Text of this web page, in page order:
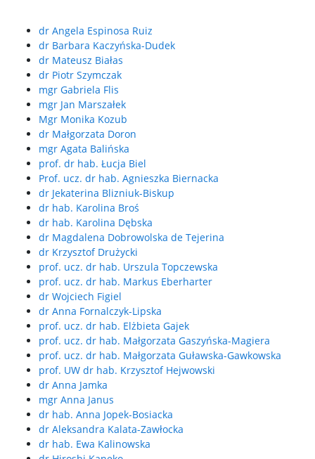
dr Angela Espinosa Ruiz
dr Barbara Kaczyńska-Dudek
dr Mateusz Białas
dr Piotr Szymczak
mgr Gabriela Flis
mgr Jan Marszałek
Mgr Monika Kozub
dr Małgorzata Doron
mgr Agata Balińska
prof. dr hab. Łucja Biel
Prof. ucz. dr hab. Agnieszka Biernacka
dr Jekaterina Blizniuk-Biskup
dr hab. Karolina Broś
dr hab. Karolina Dębska
dr Magdalena Dobrowolska de Tejerina
dr Krzysztof Drużycki
prof. ucz. dr hab. Urszula Topczewska
prof. ucz. dr hab. Markus Eberharter
dr Wojciech Figiel
dr Anna Fornalczyk-Lipska
prof. ucz. dr hab. Elżbieta Gajek
prof. ucz. dr hab. Małgorzata Gaszyńska-Magiera
prof. ucz. dr hab. Małgorzata Guławska-Gawkowska
prof. UW dr hab. Krzysztof Hejwowski
dr Anna Jamka
mgr Anna Janus
dr hab. Anna Jopek-Bosiacka
dr Aleksandra Kalata-Zawłocka
dr hab. Ewa Kalinowska